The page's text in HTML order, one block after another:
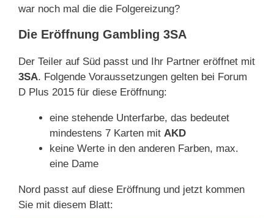
war noch mal die die Folgereizung?
Die Eröffnung Gambling 3SA
Der Teiler auf Süd passt und Ihr Partner eröffnet mit
3SA. Folgende Voraussetzungen gelten bei Forum
D Plus 2015 für diese Eröffnung:
eine stehende Unterfarbe, das bedeutet
mindestens 7 Karten mit AKD
keine Werte in den anderen Farben, max.
eine Dame
Nord passt auf diese Eröffnung und jetzt kommen
Sie mit diesem Blatt: